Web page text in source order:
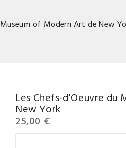
of Modern Art de New
Les Chefs-d'Oeuvre du
New York
25,00 €